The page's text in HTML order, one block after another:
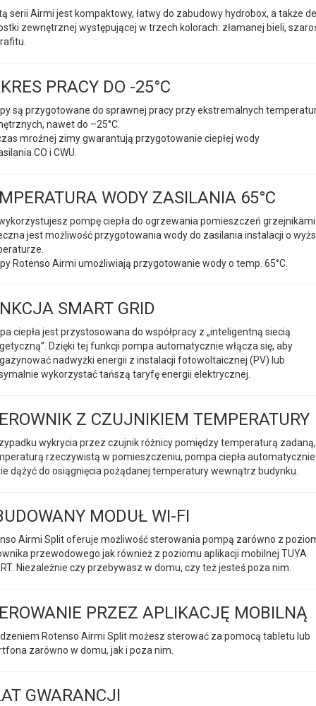
serii Airmi jest kompaktowy, łatwy do zabudowy hydrobox, a także
zewnętrznej występującej w trzech kolorach: złamanej bieli,
PRACY DO -25°C
są przygotowane do sprawnej pracy przy ekstremalnych
nawet do –25°C.
mroźnej zimy gwarantują przygotowanie ciepłej wody
CO i CWU.
WODY ZASILANIA 65°C
pompę ciepła do ogrzewania pomieszczeń grzejnikami
jest możliwość przygotowania wody do zasilania instalacji o
Rotenso Airmi umożliwiają przygotowanie wody o temp. 65°C.
SMART GRID
ciepła jest przystosowana do współpracy z „inteligentną siecią
Dzięki tej funkcji pompa automatycznie włącza się, aby
nadwyżki energii z instalacji fotowoltaicznej (PV) lub
wykorzystać tańszą taryfę energii elektrycznej.
Z CZUJNIKIEM TEMPERATURY
wykrycia przez czujnik różnicy pomiędzy temperaturą zadaną,
rzeczywistą w pomieszczeniu, pompa ciepła automatycznie
dążyć do osiągnięcia pożądanej temperatury wewnątrz budynku.
MODUŁ WI-FI
Airmi Split oferuje możliwość sterowania pompą zarówno z
przewodowego jak również z poziomu aplikacji mobilnej TUYA
Niezależnie czy przebywasz w domu, czy też jesteś poza nim.
PRZEZ APLIKACJĘ MOBILNĄ
Rotenso Airmi Split możesz sterować za pomocą tabletu lub
zarówno w domu, jak i poza nim.
GWARANCJI